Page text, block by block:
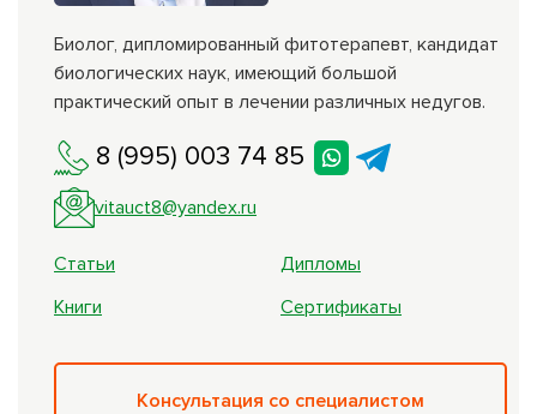
Биолог, дипломированный фитотерапевт, кандидат
биологических наук, имеющий большой
практический опыт в лечении различных недугов.
8 (995) 003 74 85
vitauct8@yandex.ru
Статьи
Дипломы
Книги
Сертификаты
Консультация со специалистом